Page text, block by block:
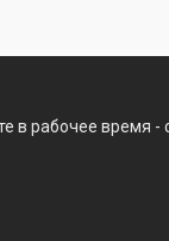
в рабочее время -